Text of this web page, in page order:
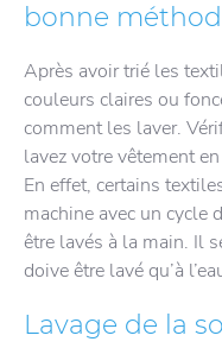
bonne
Après avoir trié les
couleurs claires ou
comment les laver.
lavez votre vêtement
En effet, certains
machine avec un cycle
être lavés à la main. Il
doive être lavé qu’à
Lavage de la